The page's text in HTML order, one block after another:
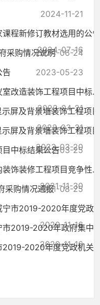
2024-11-21
程新修订教材选用的公告
2024-07-16
采购情况说明2024-06-24
告
2023-05-23
改造装饰工程项目中标...
2023-04-21
屏及背景墙装饰工程项
2023-03-31
屏及背景墙装饰工程项
2023-03-20
中标结果公告2022-03-25
饰装修工程项目竞争性...
2021-11-30
采购情况通报2021-08-25
宁市2019-2020年度党政
2020-11-16
2019-2020年政府集中
2020-11-16
2019-2020年度党政机关